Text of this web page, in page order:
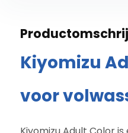
Kiyomizu
voor